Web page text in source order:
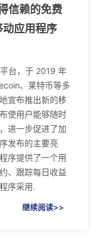
信赖的免费
动应用程序
台，于 2019 年
、莱特币等多
宣布推出新的移
使用户能够随时
进一步促进了加
发布的主要亮
序提供了一个用
、跟踪每日收益
序采用.
继续阅读>>